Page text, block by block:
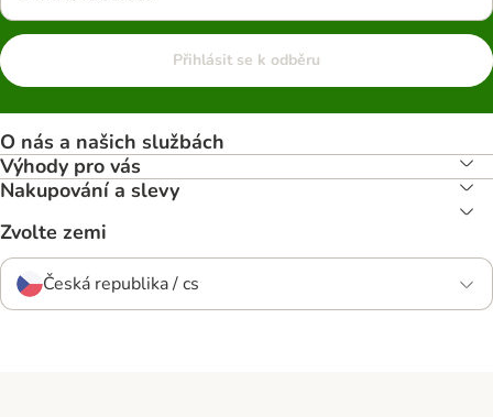
Přihlásit se k odběru
O nás a našich službách
Výhody pro vás
Nakupování a slevy
Zvolte zemi
Česká republika / cs